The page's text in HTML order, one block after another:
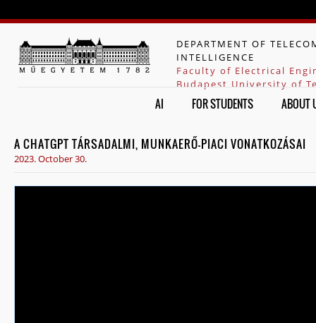
DEPARTMENT OF
INTELLIGENCE
Faculty of Electrical
Budapest University of
AI FOR STUDENTS ABOUT
A CHATGPT TÁRSADALMI, MUNKAERŐ-PIACI VONATKOZÁSAI
2023. October 30.